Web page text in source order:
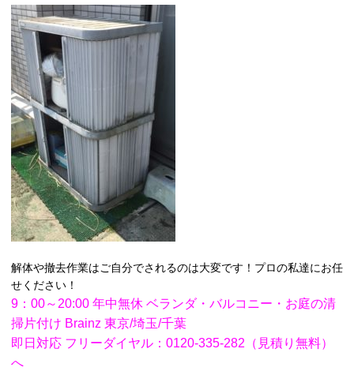
解体や撤去作業はご自分でされるのは大変です！プロの私達にお任
せください！
9：00～20:00 年中無休 ベランダ・バルコニー・お庭の清
掃片付け Brainz 東京/埼玉/千葉
即日対応 フリーダイヤル：0120-335-282（見積り無料）
へ